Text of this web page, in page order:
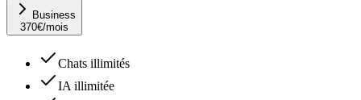
Business
370€/mois
Chats illimités
IA illimitée